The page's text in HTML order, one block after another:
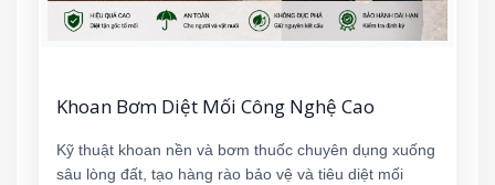
Khoan Bơm Diệt Mối Công Nghệ Cao
Kỹ thuật khoan nền và bơm thuốc chuyên dụng xuống
sâu lòng đất, tạo hàng rào bảo vệ và tiêu diệt mối